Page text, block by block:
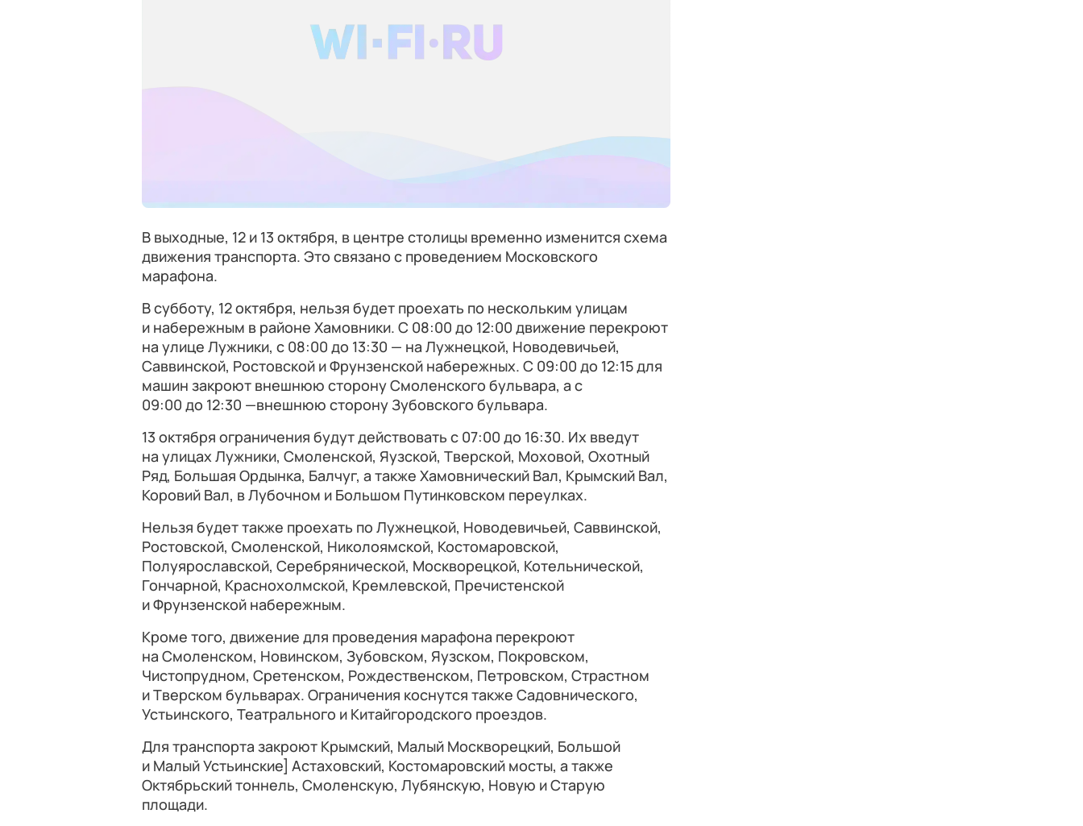
В выходные, 12 и 13 октября, в центре столицы временно изменится схема
движения транспорта. Это связано с проведением Московского
марафона.
В субботу, 12 октября, нельзя будет проехать по нескольким улицам
и набережным в районе Хамовники. С 08:00 до 12:00 движение перекроют
на улице Лужники, с 08:00 до 13:30 — на Лужнецкой, Новодевичьей,
Саввинской, Ростовской и Фрунзенской набережных. С 09:00 до 12:15 для
машин закроют внешнюю сторону Смоленского бульвара, а с
09:00 до 12:30 —внешнюю сторону Зубовского бульвара.
13 октября ограничения будут действовать с 07:00 до 16:30. Их введут
на улицах Лужники, Смоленской, Яузской, Тверской, Моховой, Охотный
Ряд, Большая Ордынка, Балчуг, а также Хамовнический Вал, Крымский Вал,
Коровий Вал, в Лубочном и Большом Путинковском переулках.
Нельзя будет также проехать по Лужнецкой, Новодевичьей, Саввинской,
Ростовской, Смоленской, Николоямской, Костомаровской,
Полуярославской, Серебрянической, Москворецкой, Котельнической,
Гончарной, Краснохолмской, Кремлевской, Пречистенской
и Фрунзенской набережным.
Кроме того, движение для проведения марафона перекроют
на Смоленском, Новинском, Зубовском, Яузском, Покровском,
Чистопрудном, Сретенском, Рождественском, Петровском, Страстном
и Тверском бульварах. Ограничения коснутся также Садовнического,
Устьинского, Театрального и Китайгородского проездов.
Для транспорта закроют Крымский, Малый Москворецкий, Большой
и Малый Устьинские] Астаховский, Костомаровский мосты, а также
Октябрьский тоннель, Смоленскую, Лубянскую, Новую и Старую
площади.